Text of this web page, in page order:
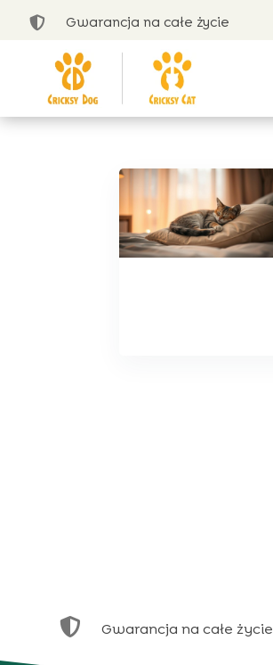
 Gwarancja na całe życie
 Gwarancja na całe życie